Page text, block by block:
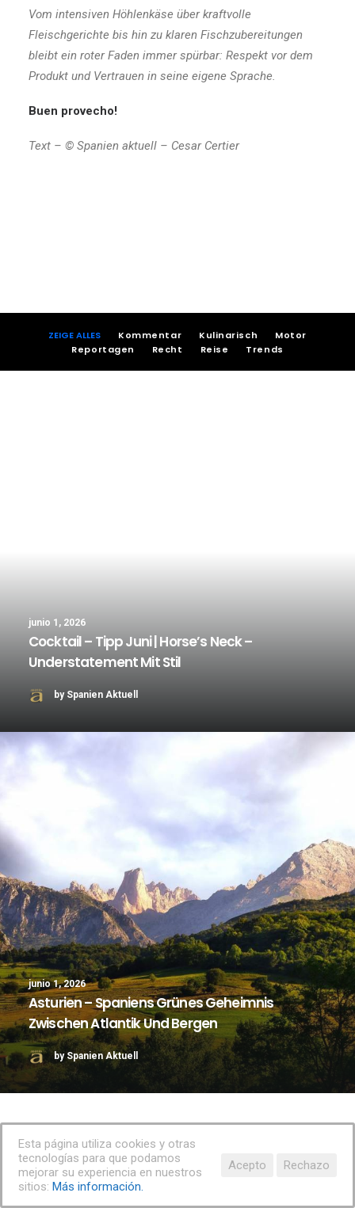
Vom intensiven Höhlenkäse über kraftvolle
Fleischgerichte bis hin zu klaren Fischzubereitungen
bleibt ein roter Faden immer spürbar: Respekt vor dem
Produkt und Vertrauen in seine eigene Sprache.
Buen provecho!
Text – © Spanien aktuell – Cesar Certier
ZEIGE ALLES Kommentar Kulinarisch
Motor
Reportagen
Recht Reise Trends
junio 1, 2026
Cocktail – Tipp Juni | Horse’s Neck –
Understatement Mit Stil
by Spanien Aktuell
junio 1, 2026
Asturien – Spaniens Grünes Geheimnis
Zwischen Atlantik Und Bergen
by Spanien Aktuell
Esta página utiliza cookies y otras
tecnologías para que podamos
mejorar su experiencia en nuestros
sitios: Más información.
Acepto Rechazo